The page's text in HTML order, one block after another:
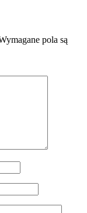
pola są